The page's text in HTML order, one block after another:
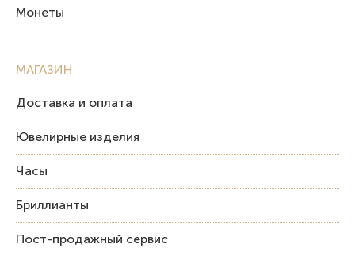
Монеты
МАГАЗИН
Доставка и оплата
Ювелирные изделия
Часы
Бриллианты
Пост-продажный сервис